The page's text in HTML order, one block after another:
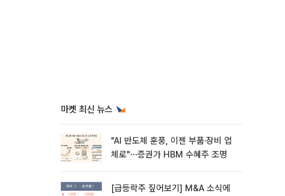
마켓 최신 뉴스
"AI 반도체 훈풍, 이젠 부품·장비 업
체로"⋯증권가 HBM 수혜주 조명
[급등락주 짚어보기] M&A 소식에